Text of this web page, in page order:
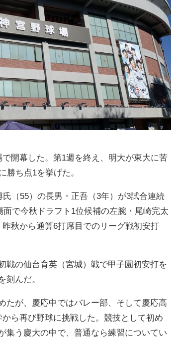
開幕した。第1週を終え、明大が東大に苦
勝ち点1を挙げた。
（55）の長男・正吾（3年）が3試合連続
で今秋ドラフト1位候補の左腕・尾崎完太
秋から通算6打席目でのリーグ戦初安打
戦の仙台育英（宮城）戦で甲子園初安打を
刻んだ。
が、慶応中ではバレー部、そして慶応高
ら再び野球に挑戦した。競技として初め
集う慶大の中で、普通なら練習についてい